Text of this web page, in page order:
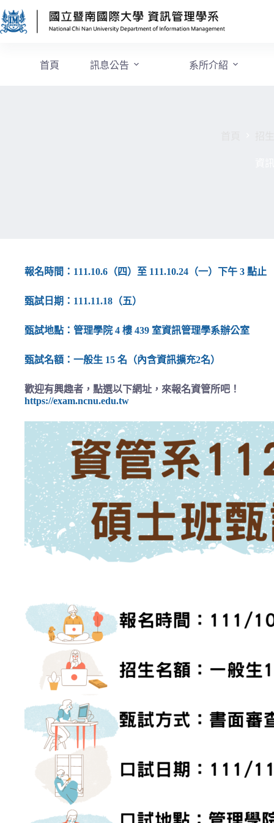
首頁 訊息公告 系所介紹
報名時間：111.10.6（四）至 111.10.24（一）下午 3 點止
甄試日期：111.11.18（五）
甄試地點：管理學院 4 樓 439 室資訊管理學系辦公室
甄試名額：一般生 15 名（內含資訊擴充2名）
歡迎有興趣者，點選以下網址，來報名資管所吧！
https://exam.ncnu.edu.tw